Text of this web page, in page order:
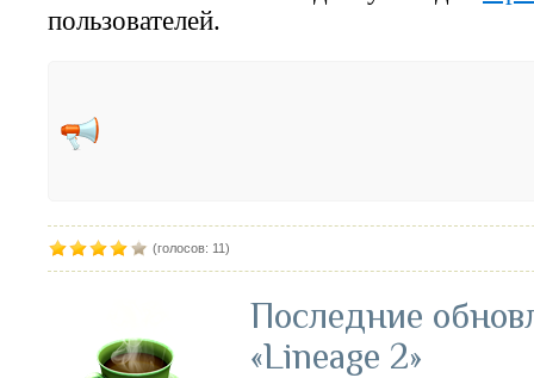
пользователей.
(голосов: 11)
Последние
«Lineage 2»